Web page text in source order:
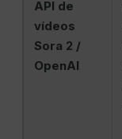
API de
vídeos
Sora 2 /
OpenAI